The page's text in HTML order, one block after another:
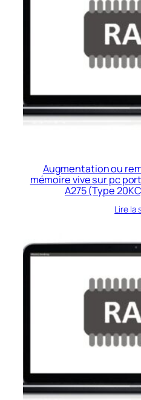
Augmentation ou
mémoire vive sur pc
A275 (Type
Lire la